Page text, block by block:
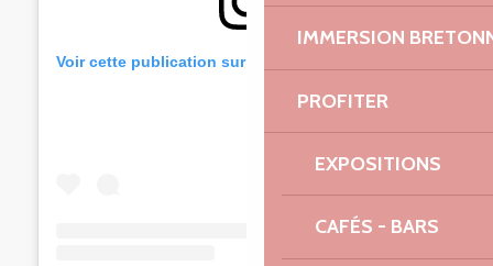
IMMERSION
PROFITER
EXPOSITIONS
CAFÉS - BARS
Voir cette publication sur Instagram